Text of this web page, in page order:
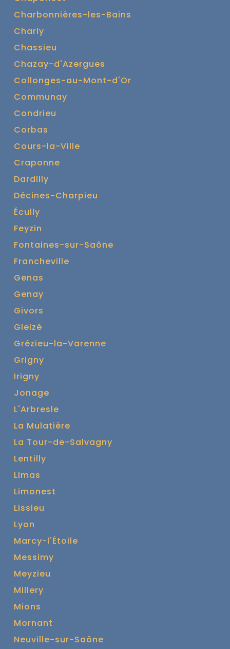
Charbonnières-les-Bains
Charly
Chassieu
Chazay-d'Azergues
Collonges-au-Mont-d'Or
Communay
Condrieu
Corbas
Cours-la-Ville
Craponne
Dardilly
Décines-Charpieu
Écully
Feyzin
Fontaines-sur-Saône
Francheville
Genas
Genay
Givors
Gleizé
Grézieu-la-Varenne
Grigny
Irigny
Jonage
L'Arbresle
La Mulatière
La Tour-de-Salvagny
Lentilly
Limas
Limonest
Lissieu
Lyon
Marcy-l'Étoile
Messimy
Meyzieu
Millery
Mions
Mornant
Neuville-sur-Saône